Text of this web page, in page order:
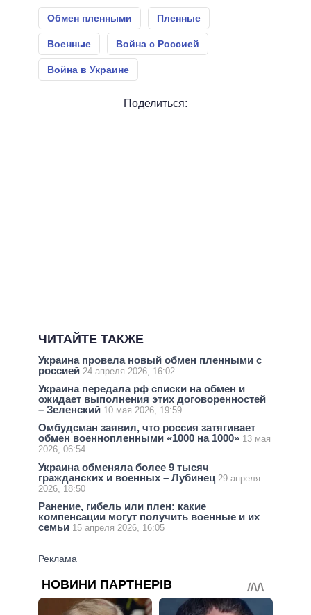
Обмен пленными Пленные
Военные Война с Россией
Война в Украине
Поделиться:
ЧИТАЙТЕ ТАКЖЕ
Украина провела новый обмен пленными с
россией 24 апреля 2026, 16:02
Украина передала рф списки на обмен и
ожидает выполнения этих договоренностей
– Зеленский 10 мая 2026, 19:59
Омбудсман заявил, что россия затягивает
обмен военнопленными «1000 на 1000» 13 мая
2026, 06:54
Украина обменяла более 9 тысяч
гражданских и военных – Лубинец 29 апреля
2026, 18:50
Ранение, гибель или плен: какие
компенсации могут получить военные и их
семьи 15 апреля 2026, 16:05